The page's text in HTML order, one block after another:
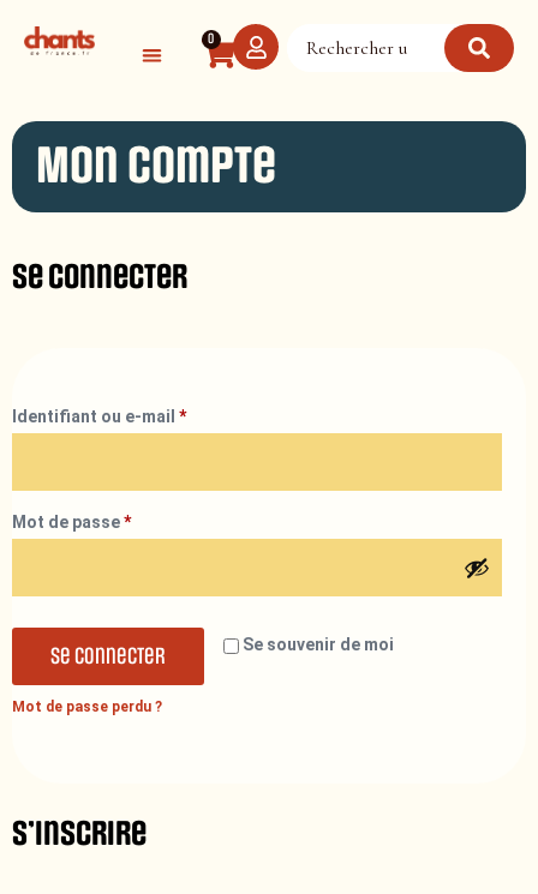
0
Mon compte
Se connecter
Identifiant ou e-mail *
Mot de passe*
Se souvenir de moi
Se connecter
Mot de passe perdu ?
S’inscrire